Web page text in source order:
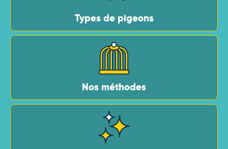
Types de pigeons
Nos méthodes